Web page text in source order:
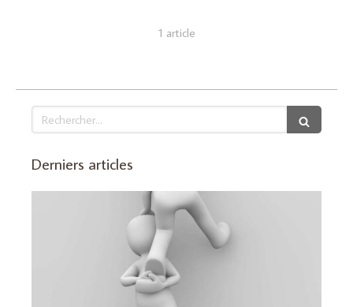
1 article
Rechercher
Derniers articles